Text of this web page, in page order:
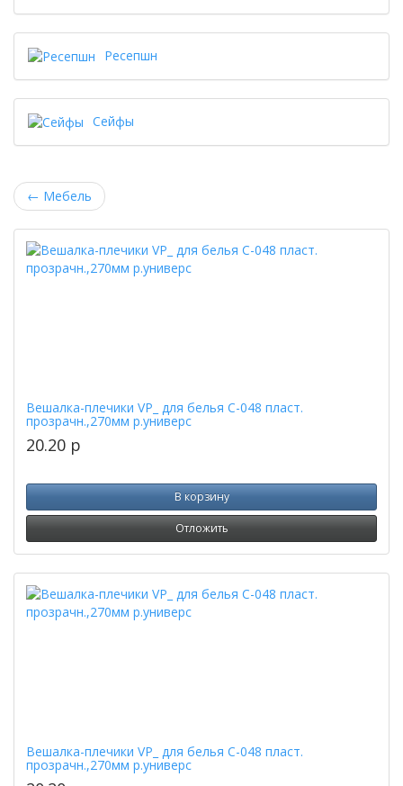
Ресепшн
Сейфы
← Мебель
Вешалка-плечики VP_ для белья С-048 пласт.
прозрачн.,270мм р.универс
20.20 p
В корзину
Отложить
Вешалка-плечики VP_ для белья С-048 пласт.
прозрачн.,270мм р.универс